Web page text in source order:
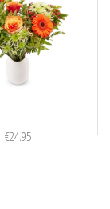
€24.95